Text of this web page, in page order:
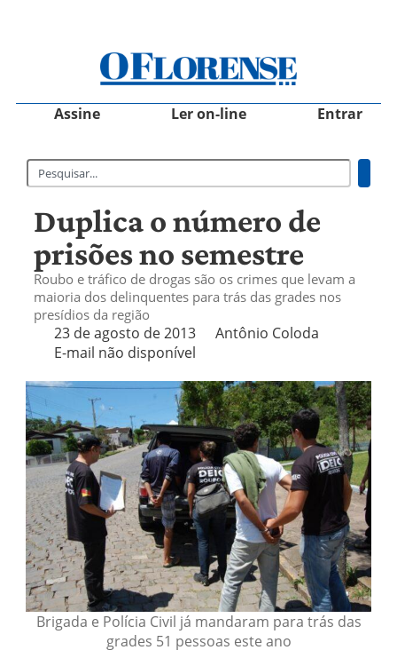
Assine Ler on-line Entrar
Duplica o número de
prisões no semestre
Roubo e tráfico de drogas são os crimes que levam a
maioria dos delinquentes para trás das grades nos
presídios da região
23 de agosto de 2013
Antônio Coloda
E-mail não disponível
Brigada e Polícia Civil já mandaram para trás das
grades 51 pessoas este ano